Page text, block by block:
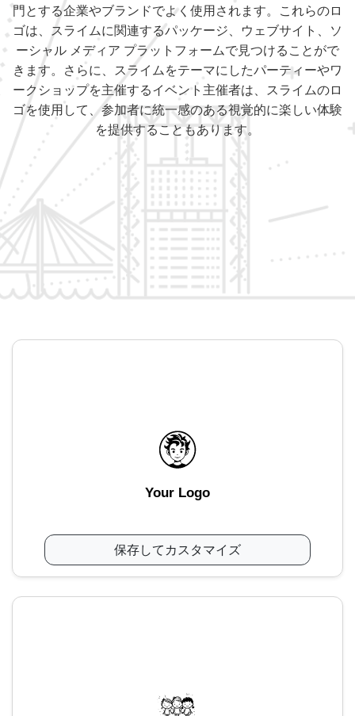
門とする企業やブランドでよく使用されます。これらのロ
ゴは、スライムに関連するパッケージ、ウェブサイト、ソ
ーシャル メディア プラットフォームで見つけることがで
きます。さらに、スライムをテーマにしたパーティーやワ
ークショップを主催するイベント主催者は、スライムのロ
ゴを使用して、参加者に統一感のある視覚的に楽しい体験
を提供することもあります。
Your Logo
保存してカスタマイズ